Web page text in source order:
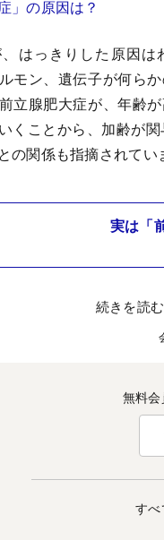
の原因は？
はっきりした原因は
モン、遺伝子が何ら
立腺肥大症が、年齢
くことから、加齢が
の関係も指摘されてい
実は「
続きを読
無料会
すべ